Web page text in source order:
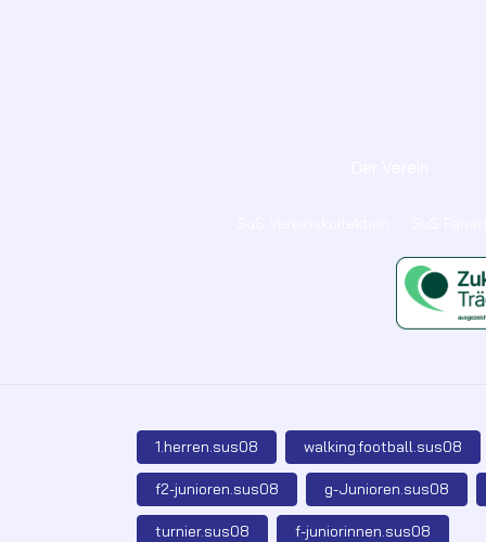
1.herren.sus08 walking.football.sus08
f2-junioren.sus08 g-Junioren.sus08
turnier.sus08 f-juniorinnen.sus08